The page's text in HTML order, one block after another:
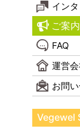
イン
ご案内
FAQ
運営
お問
Vegewel